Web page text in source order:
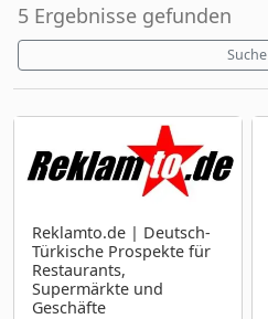
5 Ergebnisse gefunden
Suche
Reklamto.de | Deutsch-
Türkische Prospekte für
Restaurants,
Supermärkte und
Geschäfte